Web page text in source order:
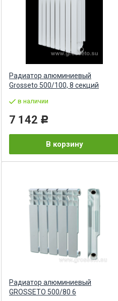
Радиатор алюминиевый
Grosseto 500/100, 8 секций
в наличии
7 142 Р
В корзину
Радиатор алюминиевый
GROSSETO 500/80 6